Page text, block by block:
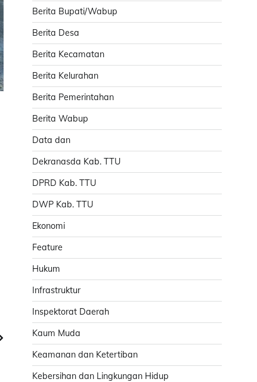
Berita Bupati/Wabup
Berita Desa
Berita Kecamatan
Berita Kelurahan
Berita Pemerintahan
Berita Wabup
Data dan
Dekranasda Kab. TTU
DPRD Kab. TTU
DWP Kab. TTU
Ekonomi
Feature
Hukum
Infrastruktur
Inspektorat Daerah
Kaum Muda
Keamanan dan Ketertiban
Kebersihan dan Lingkungan Hidup